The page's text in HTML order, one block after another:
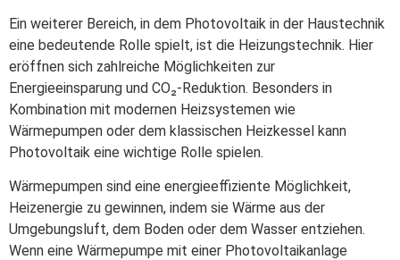
Ein weiterer Bereich, in dem Photovoltaik in der Haustechnik
eine bedeutende Rolle spielt, ist die Heizungstechnik. Hier
eröffnen sich zahlreiche Möglichkeiten zur
Energieeinsparung und CO₂-Reduktion. Besonders in
Kombination mit modernen Heizsystemen wie
Wärmepumpen oder dem klassischen Heizkessel kann
Photovoltaik eine wichtige Rolle spielen.
Wärmepumpen sind eine energieeffiziente Möglichkeit,
Heizenergie zu gewinnen, indem sie Wärme aus der
Umgebungsluft, dem Boden oder dem Wasser entziehen.
Wenn eine Wärmepumpe mit einer Photovoltaikanlage